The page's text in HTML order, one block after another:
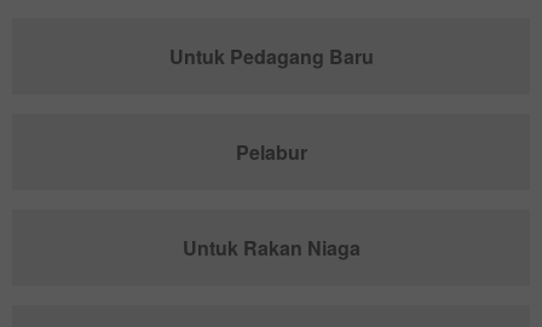
Untuk Pedagang Baru
Pelabur
Untuk Rakan Niaga